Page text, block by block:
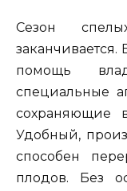
Сезон
помощь
специальные
сохраняющие
Удобный,
способен
плодов. Без